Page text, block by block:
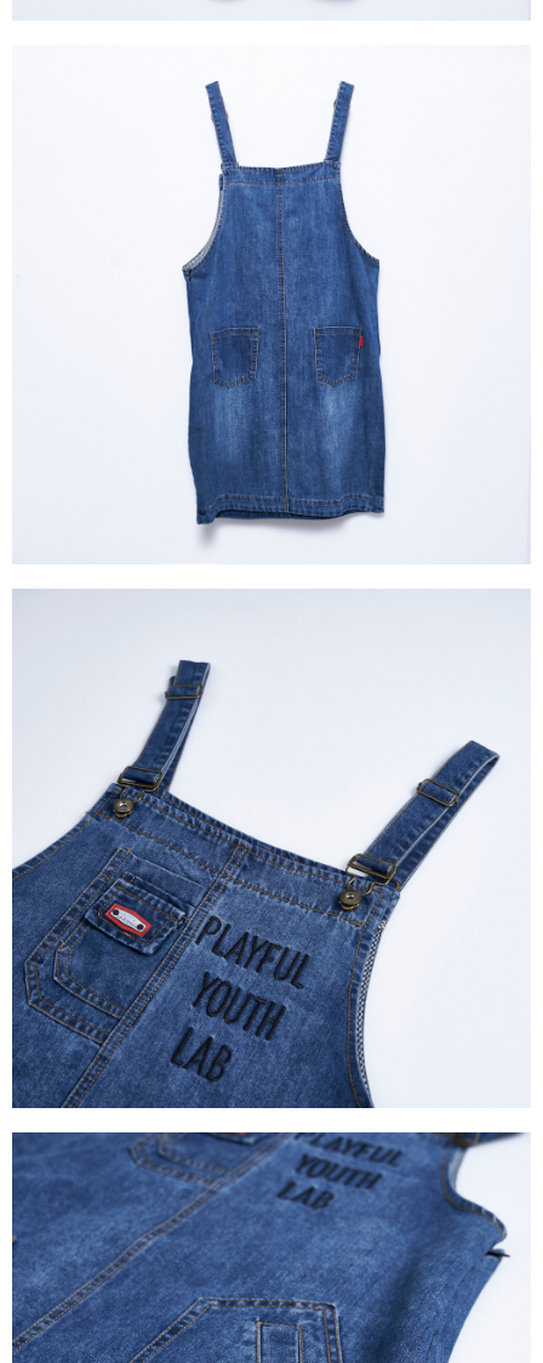
４．使用「AFTEE先享後付」時，將依據個別帳號之用戶狀況，依本公司即
時審查核予不同之上限額度；若仍有額度不足之情形，本公司將視審查結果
５．嚴禁一人註冊多個帳號或使用他人資訊註冊。若發現惡意使用之情形，
恩沛科技股份有限公司將有權停止該用戶之使用額度並採取法律行動。